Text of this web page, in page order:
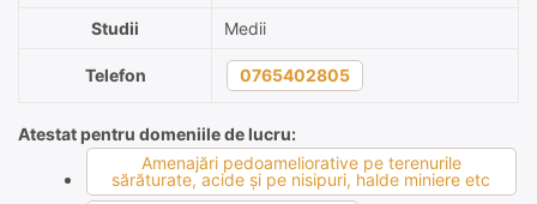
Studii
Medii
Telefon 0765402805
Atestat pentru domeniile de lucru:
Amenajări pedoameliorative pe terenurile
sărăturate, acide şi pe nisipuri, halde miniere etc